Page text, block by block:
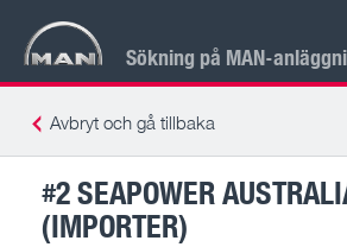
Sökning på MAN-
Avbryt och gå tillbaka
#2 SEAPOWER
(IMPORTER)